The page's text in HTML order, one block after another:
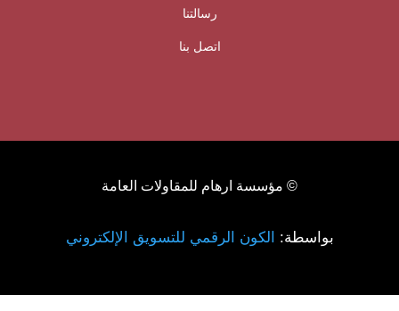
رسالتنا
اتصل بنا
© مؤسسة ارهام للمقاولات العامة
بواسطة: الكون الرقمي للتسويق الإلكتروني